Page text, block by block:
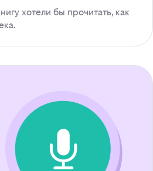
хотели бы прочитать, как